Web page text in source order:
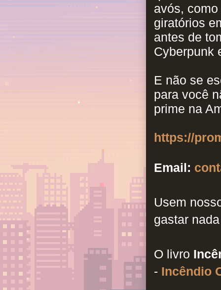
avós,
giratórios
antes de
Cyberpunk
E não se
para você
prime na
https://
Email:
Usem
gastar
O livro
- Incêndio